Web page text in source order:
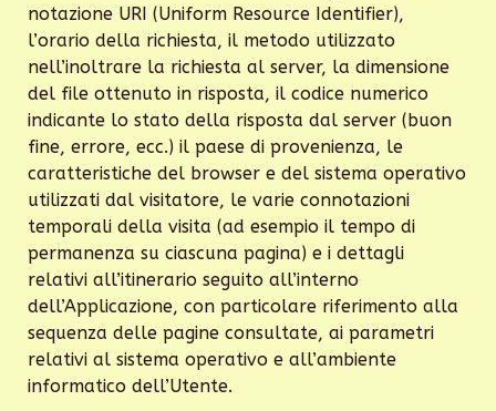
notazione URI (Uniform Resource Identifier),
l’orario della richiesta, il metodo utilizzato
nell’inoltrare la richiesta al server, la dimensione
del file ottenuto in risposta, il codice numerico
indicante lo stato della risposta dal server (buon
fine, errore, ecc.) il paese di provenienza, le
caratteristiche del browser e del sistema operativo
utilizzati dal visitatore, le varie connotazioni
temporali della visita (ad esempio il tempo di
permanenza su ciascuna pagina) e i dettagli
relativi all’itinerario seguito all’interno
dell’Applicazione, con particolare riferimento alla
sequenza delle pagine consultate, ai parametri
relativi al sistema operativo e all’ambiente
informatico dell’Utente.